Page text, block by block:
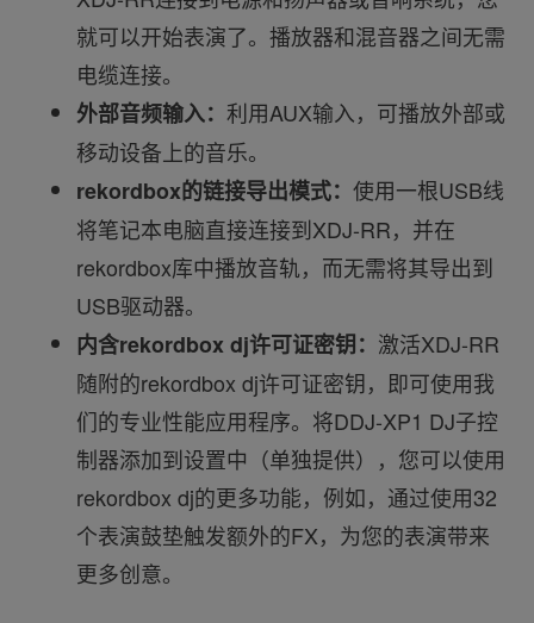
就可以开始表演了。播放器和混音器之间无需
电缆连接。
外部音频输入： 利用AUX输入，可播放外部或
移动设备上的音乐。
rekordbox的链接导出模式： 使用一根USB线
将笔记本电脑直接连接到XDJ-RR，并在
rekordbox库中播放音轨，而无需将其导出到
USB驱动器。
内含rekordbox dj许可证密钥： 激活XDJ-RR
随附的rekordbox dj许可证密钥，即可使用我
们的专业性能应用程序。将DDJ-XP1 DJ子控
制器添加到设置中（单独提供），您可以使用
rekordbox dj的更多功能，例如，通过使用32
个表演鼓垫触发额外的FX，为您的表演带来
更多创意。